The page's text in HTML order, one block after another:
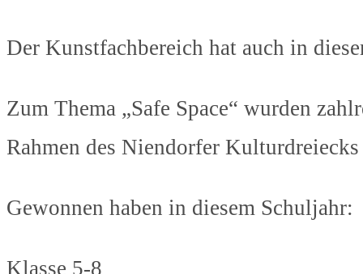
Der Kunstfachbereich hat auch in
Zum Thema „Safe Space“ wurden
Rahmen des Niendorfer
Gewonnen haben in diesem Schuljahr:
Klasse 5-8